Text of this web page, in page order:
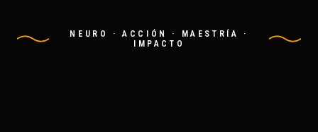
NEURO · ACCIÓN · MAESTRÍA ·
IMPACTO